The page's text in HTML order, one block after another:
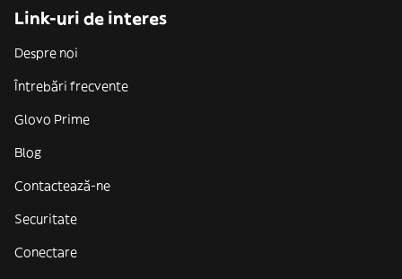
Link-uri de interes
Despre noi
Întrebări frecvente
Glovo Prime
Blog
Contactează-ne
Securitate
Conectare